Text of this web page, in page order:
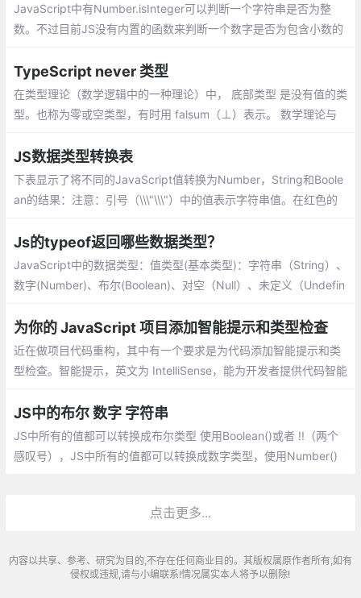
JavaScript中有Number.isInteger可以判断一个字符串是否为整
数。不过目前JS没有内置的函数来判断一个数字是否为包含小数的
TypeScript never 类型
在类型理论（数学逻辑中的一种理论）中， 底部类型 是没有值的类
型。也称为零或空类型，有时用 falsum（⊥）表示。 数学理论与
应用场景。
JS数据类型转换表
下表显示了将不同的JavaScript值转换为Number，String和Boole
an的结果：注意：引号（\\\"\\\"）中的值表示字符串值。在红色的
Js的typeof返回哪些数据类型？
JavaScript中的数据类型：值类型(基本类型)：字符串（String）、
数字(Number)、布尔(Boolean)、对空（Null）、未定义（Undefin
数(Function)。
为你的 JavaScript 项目添加智能提示和类型检查
近在做项目代码重构，其中有一个要求是为代码添加智能提示和类
型检查。智能提示，英文为 IntelliSense，能为开发者提供代码智能
码。
JS中的布尔 数字 字符串
JS中所有的值都可以转换成布尔类型 使用Boolean()或者 !!（两个
感叹号），JS中所有的值都可以转换成数字类型，使用Number()
点击更多...
内容以共享、参考、研究为目的,不存在任何商业目的。其版权属原作者所有,如有
侵权或违规,请与小编联系!情况属实本人将予以删除!